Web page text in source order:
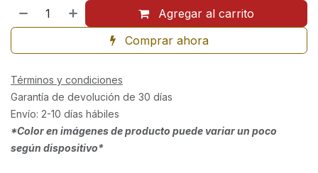
Agregar al carrito
Comprar ahora
Términos y condiciones
Garantía de devolución de 30 días
Envío: 2-10 días hábiles
*Color en imágenes de producto puede variar un poco
según dispositivo*